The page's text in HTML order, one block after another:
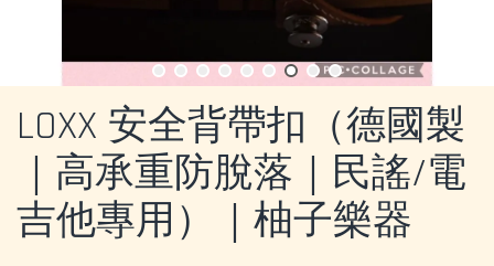
LOXX 安全背帶扣（德國製
｜高承重防脫落｜民謠/電
吉他專用）｜柚子樂器